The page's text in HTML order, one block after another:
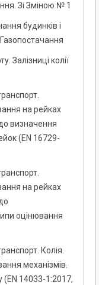
Зі Зміною № 1
будинків і
Залізниці колії
на рейках
визначення
(EN 16729-
на рейках
оцінювання
Колія.
механізмів.
(EN 14033-1:2017,